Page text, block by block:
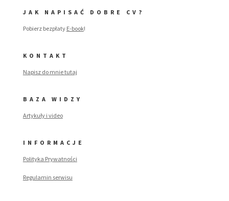
JAK NAPISAĆ DOBRE CV?
Pobierz bezpłaty E-book!
KONTAKT
Napisz do mnie tutaj
BAZA WIDZY
Artykuły i video
INFORMACJE
Polityka Prywatności
Regulamin serwisu